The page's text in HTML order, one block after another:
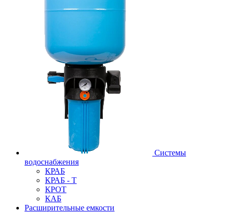
Системы
водоснабжения
КРАБ
КРАБ - Т
КРОТ
КАБ
Расширительные емкости